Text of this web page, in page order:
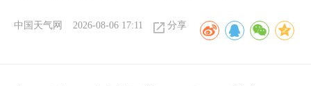
中国天气网 2026-08-06 17:11 分享